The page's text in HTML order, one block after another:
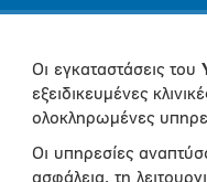
Οι εγκαταστάσεις του
εξειδικευμένες
ολοκληρωμένες
Οι υπηρεσίες